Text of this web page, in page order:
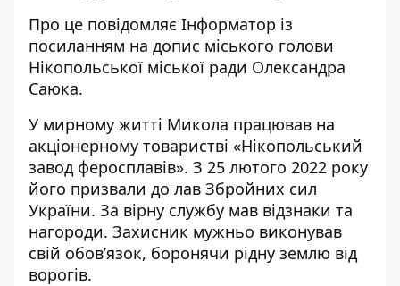
Про це повідомляє Інформатор із
посиланням на допис міського голови
Нікопольської міської ради Олександра
Саюка.
У мирному житті Микола працював на
акціонерному товаристві «Нікопольський
завод феросплавів». З 25 лютого 2022 року
його призвали до лав Збройних сил
України. За вірну службу мав відзнаки та
нагороди. Захисник мужньо виконував
свій обов’язок, боронячи рідну землю від
ворогів.